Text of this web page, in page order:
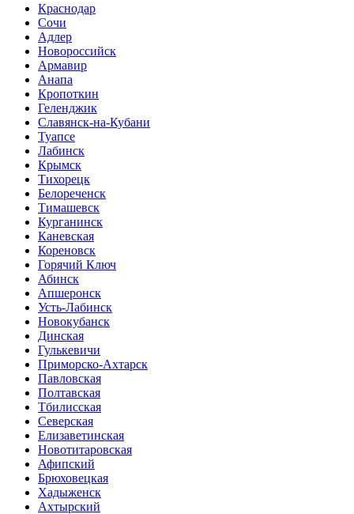
Краснодар
Сочи
Адлер
Новороссийск
Армавир
Анапа
Кропоткин
Геленджик
Славянск-на-Кубани
Туапсе
Лабинск
Крымск
Тихорецк
Белореченск
Тимашевск
Курганинск
Каневская
Кореновск
Горячий Ключ
Абинск
Апшеронск
Усть-Лабинск
Новокубанск
Динская
Гулькевичи
Приморско-Ахтарск
Павловская
Полтавская
Тбилисская
Северская
Елизаветинская
Новотитаровская
Афипский
Брюховецкая
Хадыженск
Ахтырский